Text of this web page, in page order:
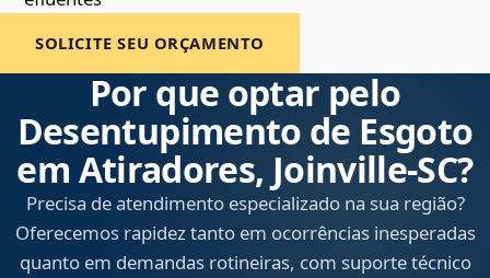
SOLICITE SEU ORÇAMENTO
Por que optar pelo
Desentupimento de Esgoto
em Atiradores, Joinville‑SC?
Precisa de atendimento especializado na sua região?
Oferecemos rapidez tanto em ocorrências inesperadas
quanto em demandas rotineiras, com suporte técnico